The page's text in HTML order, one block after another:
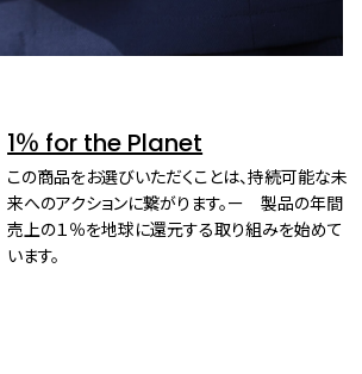
1％ for the Planet
この商品をお選びいただくことは、持続可能な未
来へのアクションに繋がります。ー 製品の年間
売上の１％を地球に還元する取り組みを始めて
います。